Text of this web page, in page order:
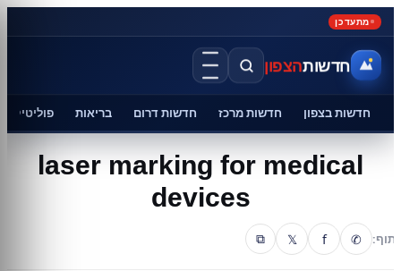
מתעדכן
חדשותהצפון
חדשות בצפון חדשות מרכז חדשות דרום בריאות פוליטיקה
laser marking for medical
devices
✆
f
𝕏
⧉